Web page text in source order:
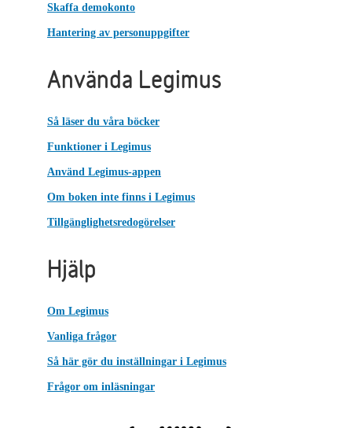
Skaffa demokonto
Hantering av personuppgifter
Använda Legimus
Så läser du våra böcker
Funktioner i Legimus
Använd Legimus-appen
Om boken inte finns i Legimus
Tillgänglighetsredogörelser
Hjälp
Om Legimus
Vanliga frågor
Så här gör du inställningar i Legimus
Frågor om inläsningar